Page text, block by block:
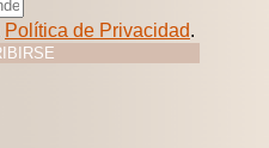
Política de Privacidad.